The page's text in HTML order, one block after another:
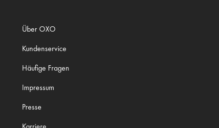
Über OXO
Kundenservice
Häufige Fragen
Impressum
Presse